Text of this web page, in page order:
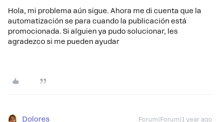
Hola, mi problema aún sigue. Ahora me di cuenta que la
automatización se para cuando la publicación está
promocionada. Si alguien ya pudo solucionar, les
agradezco si me pueden ayudar
Dolores Forum|Forum|1 year ago